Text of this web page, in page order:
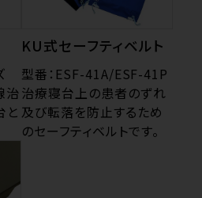
治
と
KU式セーフティベルト
型番：ESF-41A/ESF-41P
治療寝台上の患者のずれ
及び転落を防止するため
のセーフティベルトです。